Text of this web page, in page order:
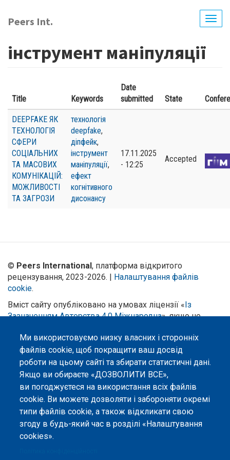
до
основного
Peers Int.
інструмент маніпуляції
Title Keywords
Date
submitted
State
DEEPFAKE ЯК
ТЕХНОЛОГІЯ
СФЕРИ
СОЦІАЛЬНИХ
ТА МАСОВИХ
КОМУНІКАЦІЙ:
МОЖЛИВОСТІ
ТА ЗАГРОЗИ
технологія
deepfake,
діпфейк,
інструмент
маніпуляції,
ефект
когнітивного
дисонансу
17.11.2025
- 12:25
Accepted
Ми використовуємо низку власних і сторонніх
файлів cookie, щоб покращити ваш досвід
роботи на цьому сайті та збирати статистичні дані.
Якщо ви обираєте «ДОЗВОЛИТИ ВСЕ»,
ви погоджуєтеся на використання всіх файлів
cookie. Ви можете дозволяти і забороняти окремі
типи файлів cookie, а також відкликати свою
згоду в будь-який час в розділі «Налаштування
cookies».
© Peers International, платформа відкритого
рецензування, 2023-2026. | Налаштування файлів
cookie.
Вміст сайту опубліковано на умовах ліцензії «Із
Зазначенням Авторства 4.0 Міжнародна», якщо не
Онлайн-платформа відкритого
рецензування Peers International
була розроблена та підтримується
за сприяння Програми Європейського Союзу Erasmus+ у межах проєкту
OPTIMA (618940-EPP-1-2020-1-UA-EPPKA2-CBHE-JP). Підтримка
Єврокомісією створення цього вебсайту не означає схвалення його
змісту, який відображає виключно погляди авторів. Єврокомісія не
несе відповідальності за будь-яке використання інформації, розміщеної
на цьому вебсайті.